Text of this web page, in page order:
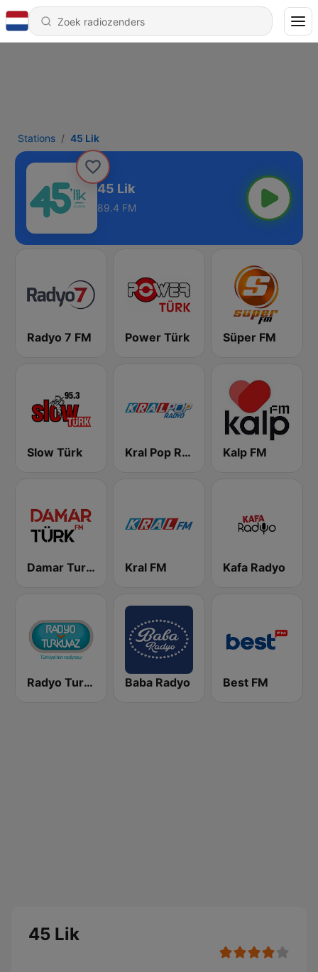
Stations 45 Lik
45 Lik
89.4 FM
Radyo 7 FM Power Türk Süper FM
Slow Türk Kral Pop Radyo Kalp FM
Damar Turk FM Kral FM Kafa Radyo
Radyo Turkuvaz Baba Radyo Best FM
45 Lik